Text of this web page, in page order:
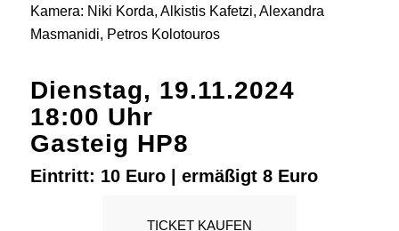
Kamera: Niki Korda, Alkistis Kafetzi, Alexandra
Masmanidi, Petros Kolotouros
Dienstag, 19.11.2024
18:00 Uhr
Gasteig HP8
Eintritt: 10 Euro | ermäßigt 8 Euro
TICKET KAUFEN